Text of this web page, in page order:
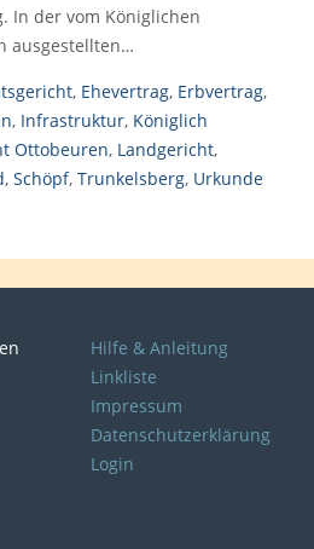
In der vom Königlichen
ausgestellten…
, Ehevertrag, Erbvertrag,
, Infrastruktur, Königlich
Ottobeuren, Landgericht,
, Schöpf, Trunkelsberg, Urkunde
Hilfe & Anleitung
Linkliste
Impressum
Datenschutzerklärung
Login